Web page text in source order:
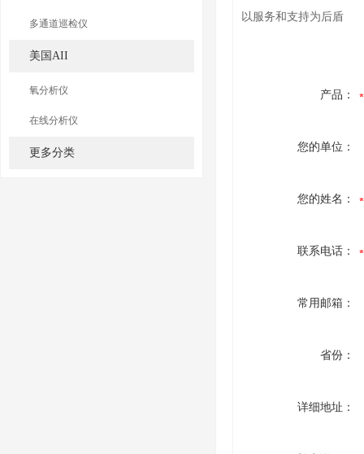
多通道巡检仪
美国AII
氧分析仪
在线分析仪
更多分类
以服务和支持为后盾
产品：
您的单位：
您的姓名：
联系电话：
常用邮箱：
省份：
详细地址：